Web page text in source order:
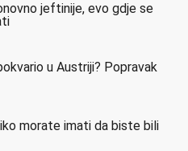
jeftinije, evo gdje se
u Austriji? Popravak
morate imati da biste bili